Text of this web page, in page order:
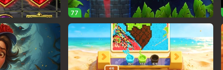
77